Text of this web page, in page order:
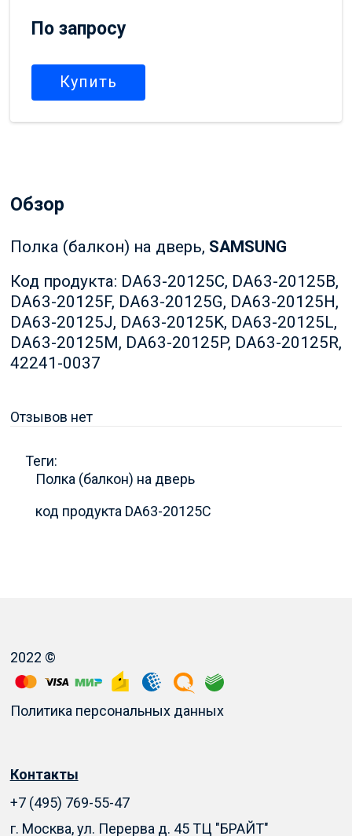
По запросу
Купить
Обзор
Полка (балкон) на дверь, SAMSUNG
Код продукта: DA63-20125C, DA63-20125B,
DA63-20125F, DA63-20125G, DA63-20125H,
DA63-20125J, DA63-20125K, DA63-20125L,
DA63-20125M, DA63-20125P, DA63-20125R,
42241-0037
Отзывов нет
Теги:
Полка (балкон) на дверь
код продукта DA63-20125C
2022 ©
Политика персональных данных
Контакты
+7 (495) 769-55-47
г. Москва, ул. Перерва д. 45 ТЦ "БРАЙТ"